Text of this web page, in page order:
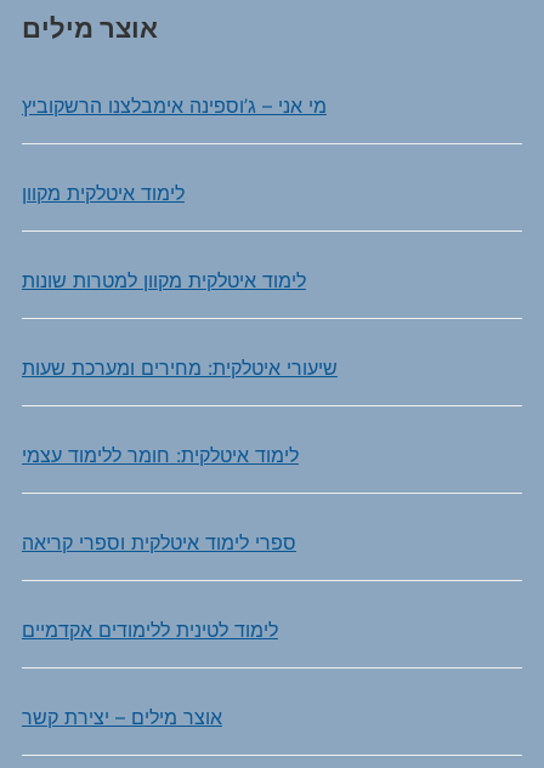
אוצר מילים
מי אני – ג’וספינה אימבלצנו הרשקוביץ
לימוד איטלקית מקוון
לימוד איטלקית מקוון למטרות שונות
שיעורי איטלקית: מחירים ומערכת שעות
לימוד איטלקית: חומר ללימוד עצמי
ספרי לימוד איטלקית וספרי קריאה
לימוד לטינית ללימודים אקדמיים
אוצר מילים – יצירת קשר